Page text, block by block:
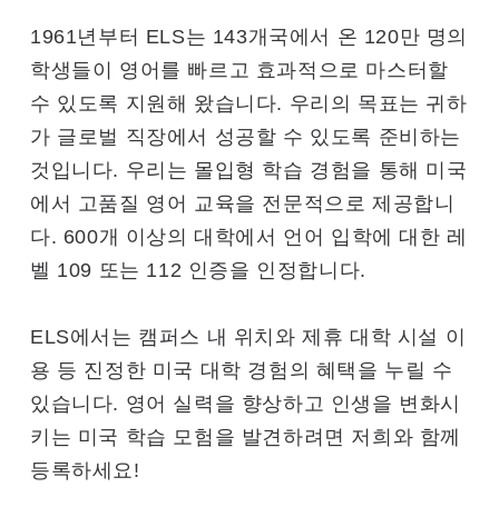
1961년부터 ELS는 143개국에서 온 120만 명의
학생들이 영어를 빠르고 효과적으로 마스터할
수 있도록 지원해 왔습니다. 우리의 목표는 귀하
가 글로벌 직장에서 성공할 수 있도록 준비하는
것입니다. 우리는 몰입형 학습 경험을 통해 미국
에서 고품질 영어 교육을 전문적으로 제공합니
다. 600개 이상의 대학에서 언어 입학에 대한 레
벨 109 또는 112 인증을 인정합니다.
ELS에서는 캠퍼스 내 위치와 제휴 대학 시설 이
용 등 진정한 미국 대학 경험의 혜택을 누릴 수
있습니다. 영어 실력을 향상하고 인생을 변화시
키는 미국 학습 모험을 발견하려면 저희와 함께
등록하세요!